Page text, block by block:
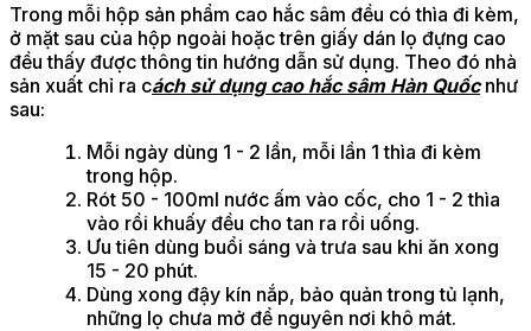
Trong mỗi hộp sản phẩm cao hắc sâm đều có thìa đi kèm,
ở mặt sau của hộp ngoài hoặc trên giấy dán lọ đựng cao
đều thấy được thông tin hướng dẫn sử dụng. Theo đó nhà
sản xuất chỉ ra cách sử dụng cao hắc sâm Hàn Quốcnhư
sau:
Mỗi ngày dùng 1 - 2 lần, mỗi lần 1 thìa đi kèm
trong hộp.
Rót 50 - 100ml nước ấm vào cốc, cho 1 - 2 thìa
vào rồi khuấy đều cho tan ra rồi uống.
Ưu tiên dùng buổi sáng và trưa sau khi ăn xong
15 - 20 phút.
Dùng xong đậy kín nắp, bảo quản trong tủ lạnh,
những lọ chưa mở để nguyên nơi khô mát.